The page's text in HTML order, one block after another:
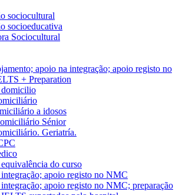
sociocultural
socioeducativa
Sociocultural
apoio na integração; apoio registo no
+ Preparation
domicilio
a idosos
Sénior
Geriatría.
do curso
apoio registo no NMC
apoio registo no NMC; preparação